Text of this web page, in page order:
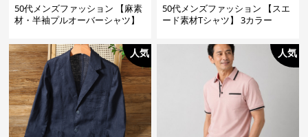
50代メンズファッション 【麻素
材・半袖プルオーバーシャツ】
50代メンズファッション 【スエ
ード素材Tシャツ】 3カラー
人気 人気